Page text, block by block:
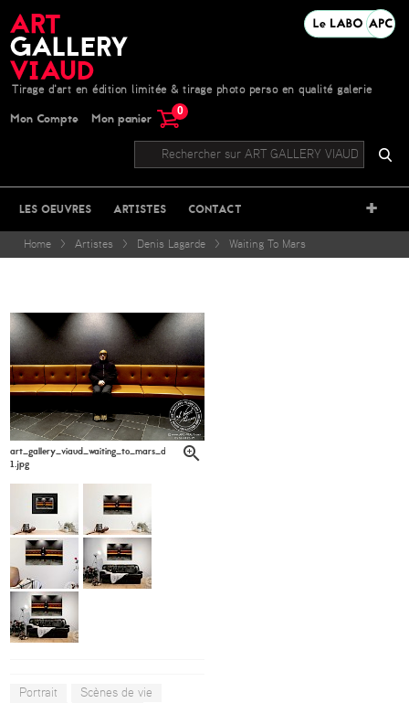
Tirage d'art en édition limitée & tirage photo perso en qualité galerie
Mon Compte Mon panier 0
LES OEUVRES ARTISTES CONTACT +
Home > Artistes > Denis Lagarde > Waiting To Mars
art_gallery_viaud_waiting_to_mars_denis_lagarde_6-
1.jpg
Portrait
Scènes de vie